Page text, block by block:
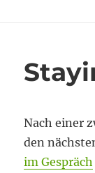
Nach einer
den
im Gespräch